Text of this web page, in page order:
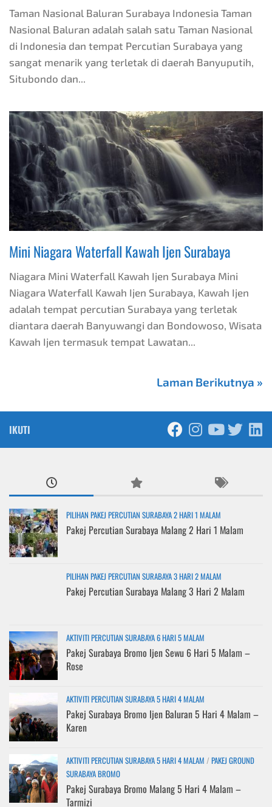
Taman Nasional Baluran Surabaya Indonesia Taman
Nasional Baluran adalah salah satu Taman Nasional
di Indonesia dan tempat Percutian Surabaya yang
sangat menarik yang terletak di daerah Banyuputih,
Situbondo dan...
Mini Niagara Waterfall Kawah Ijen Surabaya
Niagara Mini Waterfall Kawah Ijen Surabaya Mini
Niagara Waterfall Kawah Ijen Surabaya, Kawah Ijen
adalah tempat percutian Surabaya yang terletak
diantara daerah Banyuwangi dan Bondowoso, Wisata
Kawah Ijen termasuk tempat Lawatan...
Laman Berikutnya »
IKUTI
PILIHAN PAKEJ PERCUTIAN SURABAYA 2 HARI 1 MALAM
Pakej Percutian Surabaya Malang 2 Hari 1 Malam
PILIHAN PAKEJ PERCUTIAN SURABAYA 3 HARI 2 MALAM
Pakej Percutian Surabaya Malang 3 Hari 2 Malam
AKTIVITI PERCUTIAN SURABAYA 6 HARI 5 MALAM
Pakej Surabaya Bromo Ijen Sewu 6 Hari 5 Malam –
Rose
AKTIVITI PERCUTIAN SURABAYA 5 HARI 4 MALAM
Pakej Surabaya Bromo Ijen Baluran 5 Hari 4 Malam –
Karen
AKTIVITI PERCUTIAN SURABAYA 5 HARI 4 MALAM / PAKEJ GROUND
SURABAYA BROMO
Pakej Surabaya Bromo Malang 5 Hari 4 Malam –
Tarmizi